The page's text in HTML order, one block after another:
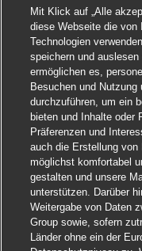
Mit Klick auf „Alle
diese Webseite die von
Technologien
speichern und
ermöglichen es,
Besuchen und Nutzung
durchzuführen, um ein
bieten und Inhalte oder
Präferenzen und
auch die Erstellung
möglichst komfortabel
gestalten und unsere
unterstützen. Darüber
Weitergabe von Daten
Group sowie, sofern
Länder ohne ein der